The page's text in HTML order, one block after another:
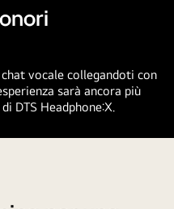
vocale collegandoti con
sarà ancora più
DTS Headphone:X.